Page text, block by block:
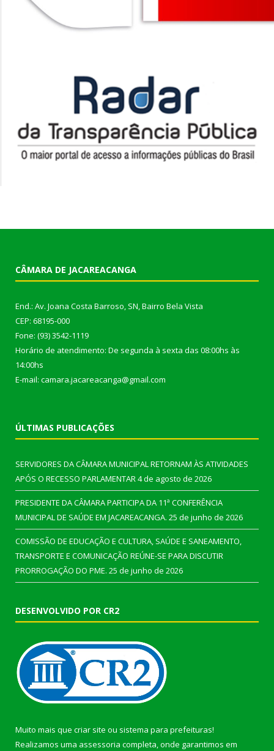
CÂMARA DE JACAREACANGA
End.: Av. Joana Costa Barroso, SN, Bairro Bela Vista
CEP: 68195-000
Fone: (93) 3542-1119
Horário de atendimento: De segunda à sexta das 08:00hs às
14:00hs
E-mail: camara.jacareacanga@gmail.com
ÚLTIMAS PUBLICAÇÕES
SERVIDORES DA CÂMARA MUNICIPAL RETORNAM ÀS ATIVIDADES
APÓS O RECESSO PARLAMENTAR4 de agosto de 2026
PRESIDENTE DA CÂMARA PARTICIPA DA 11ª CONFERÊNCIA
MUNICIPAL DE SAÚDE EM JACAREACANGA. 25 de junho de 2026
COMISSÃO DE EDUCAÇÃO E CULTURA, SAÚDE E SANEAMENTO,
TRANSPORTE E COMUNICAÇÃO REÚNE-SE PARA DISCUTIR
PRORROGAÇÃO DO PME. 25 de junho de 2026
DESENVOLVIDO POR CR2
Muito mais que criar site ou sistema para prefeituras!
Realizamos uma assessoria completa, onde garantimos em